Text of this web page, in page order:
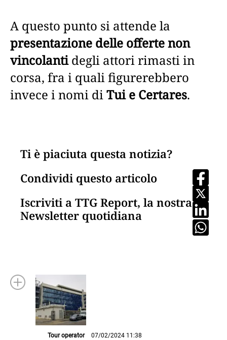
A questo punto si attende la
presentazione delle offerte non
vincolantidegli attori rimasti in
corsa, fra i quali figurerebbero
invece i nomi diTui e Certares.
Ti è piaciuta questa notizia?
Condividi questo articolo
Iscriviti a TTG Report, la nostra
Newsletter quotidiana
Tour operator 07/02/2024 11:38